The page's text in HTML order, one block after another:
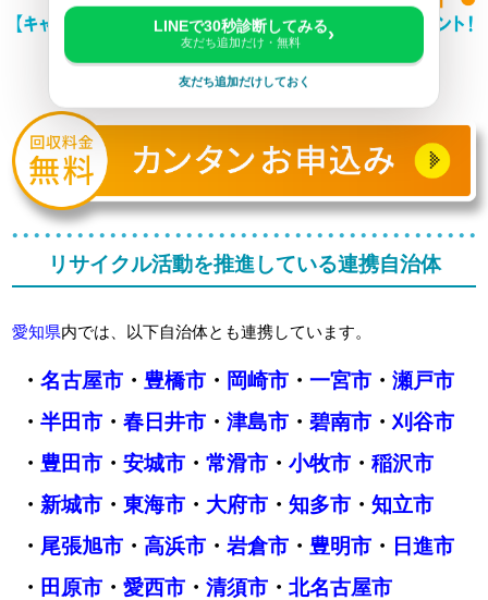
リサイクル活動を推進している連携自治体
愛知県内では、以下自治体とも連携しています。
・ 名古屋市・ 豊橋市・ 岡崎市・ 一宮市・ 瀬戸市
・ 半田市・ 春日井市・ 津島市・ 碧南市・ 刈谷市
・ 豊田市・ 安城市・ 常滑市・ 小牧市・ 稲沢市
・ 新城市・ 東海市・ 大府市・ 知多市・ 知立市
・ 尾張旭市・ 高浜市・ 岩倉市・ 豊明市・ 日進市
・ 田原市・ 愛西市・ 清須市・ 北名古屋市
LINEで30秒診断してみる
友だち追加だけ・無料 ›
友だち追加だけしておく